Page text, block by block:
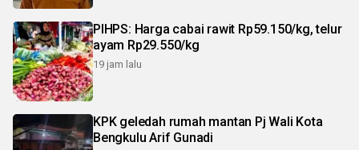
PIHPS: Harga cabai rawit Rp59.150/kg, telur
ayam Rp29.550/kg
19 jam lalu
KPK geledah rumah mantan Pj Wali Kota
Bengkulu Arif Gunadi